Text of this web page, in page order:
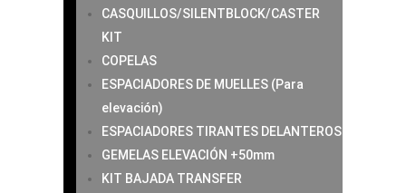
CASQUILLOS/SILENTBLOCK/CASTER
KIT
COPELAS
ESPACIADORES DE MUELLES (Para
elevación)
ESPACIADORES TIRANTES DELANTEROS
GEMELAS ELEVACIÓN +50mm
KIT BAJADA TRANSFER